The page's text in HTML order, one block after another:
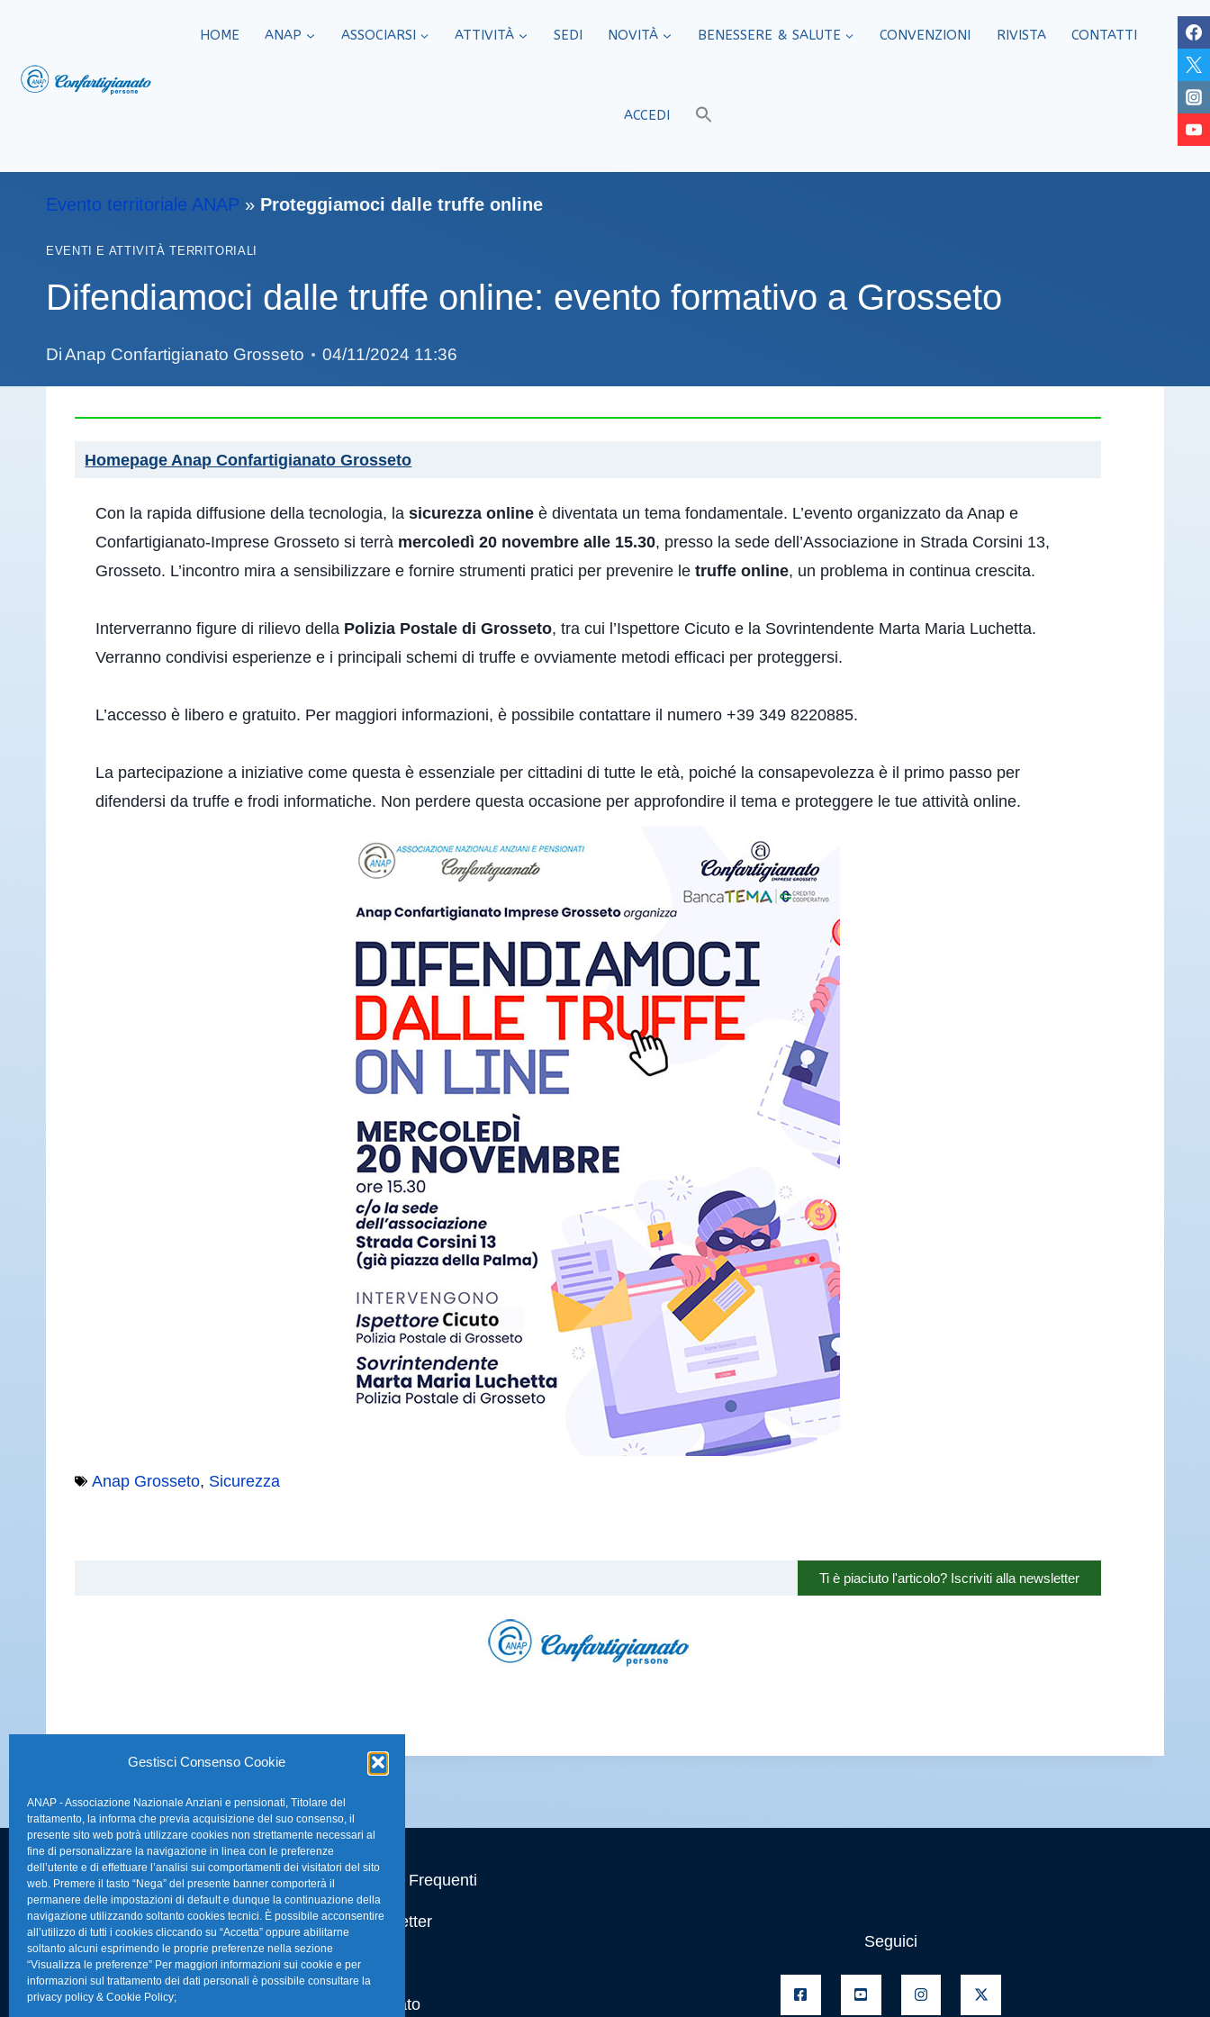
Gestisci Consenso Cookie
ANAP - Associazione Nazionale Anziani e pensionati, Titolare del
trattamento, la informa che previa acquisizione del suo consenso, il
presente sito web potrà utilizzare cookies non strettamente necessari al
fine di personalizzare la navigazione in linea con le preferenze
dell’utente e di effettuare l’analisi sui comportamenti dei visitatori del sito
web. Premere il tasto “Nega” del presente banner comporterà il
permanere delle impostazioni di default e dunque la continuazione della
navigazione utilizzando soltanto cookies tecnici. È possibile acconsentire
all’utilizzo di tutti i cookies cliccando su “Accetta” oppure abilitarne
soltanto alcuni esprimendo le proprie preferenze nella sezione
“Visualizza le preferenze” Per maggiori informazioni sui cookie e per
informazioni sul trattamento dei dati personali è possibile consultare la
privacy policy & Cookie Policy;
HOME ANAP ASSOCIARSI ATTIVITÀ SEDI​ NOVITÀ BENESSERE & SALUTE CONVENZIONI RIVISTA CONTATTI
ACCEDI
Evento territoriale ANAP » Proteggiamoci dalle truffe online
EVENTI E ATTIVITÀ TERRITORIALI
Difendiamoci dalle truffe online: evento formativo a Grosseto
DiAnap Confartigianato Grosseto 04/11/2024 11:36
Homepage Anap Confartigianato Grosseto
Con la rapida diffusione della tecnologia, la sicurezza onlineè diventata un tema fondamentale. L’evento organizzato da Anap e
Confartigianato-Imprese Grosseto si terrà mercoledì 20 novembre alle 15.30, presso la sede dell’Associazione in Strada Corsini 13,
Grosseto. L’incontro mira a sensibilizzare e fornire strumenti pratici per prevenire le truffe online, un problema in continua crescita.
Interverranno figure di rilievo della Polizia Postale di Grosseto, tra cui l’Ispettore Cicuto e la Sovrintendente Marta Maria Luchetta.
Verranno condivisi esperienze e i principali schemi di truffe e ovviamente metodi efficaci per proteggersi.
L’accesso è libero e gratuito. Per maggiori informazioni, è possibile contattare il numero +39 349 8220885.
La partecipazione a iniziative come questa è essenziale per cittadini di tutte le età, poiché la consapevolezza è il primo passo per
difendersi da truffe e frodi informatiche. Non perdere questa occasione per approfondire il tema e proteggere le tue attività online.
Anap Grosseto, Sicurezza
Ti è piaciuto l'articolo? Iscriviti alla newsletter
Sede Nazionale Anap Confartigianato:
Indirizzo: Via S. Giovanni in Laterano,
152 – 00184 Roma RM
Telefono: 0670374202
E-mail: anap@confartigianato.it
FAQ – Domande Frequenti
La nostra Newsletter
Link Utili
TG Confartigianato
Seguici